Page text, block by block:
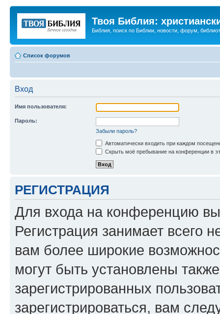
Твоя Библия:
Библия, поиск по Библии, новости, форум,
Список форумов
Вход
Имя пользователя:
Пароль:
Забыли пароль?
Автоматически входить при каждом
Скрыть моё пребывание на конференции в
РЕГИСТРАЦИЯ
Для входа на конференцию
Регистрация занимает всего
вам более широкие
могут быть установлены
зарегистрированных
зарегистрироваться, вам